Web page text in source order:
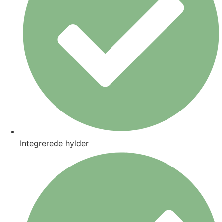
Integrerede hylder